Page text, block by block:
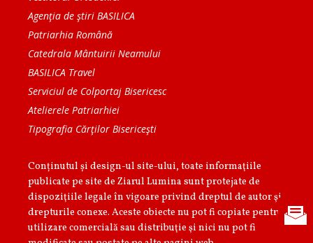
Agenţia de ştiri BASILICA
Patriarhia Română
Catedrala Mântuirii Neamului
BASILICA Travel
Serviciul de Colportaj Bisericesc
Atelierele Patriarhiei
Tipografia Cărţilor Bisericeşti
Conținutul și design-ul site-ului, toate informaţiile
publicate pe site de Ziarul Lumina sunt protejate de
dispoziţiile legale în vigoare privind dreptul de autor şi
drepturile conexe. Aceste obiecte nu pot fi copiate pentru
utilizare comercială sau distribuţie şi nici nu pot fi